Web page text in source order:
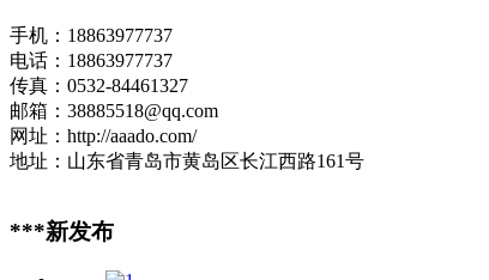
手机：18863977737
电话：18863977737
传真：0532-84461327
邮箱：38885518@qq.com
网址：http://aaado.com/
地址：山东省青岛市黄岛区长江西路161号
***新发布